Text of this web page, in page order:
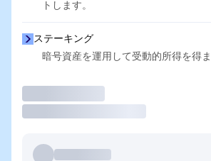
トします。
ステーキング
暗号資産を運用して受動的所得を得ま